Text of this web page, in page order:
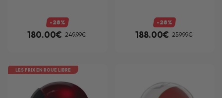
-28%
180.00€ 249.99€
-28%
188.00€ 259.99€
LES PRIX EN ROUE LIBRE